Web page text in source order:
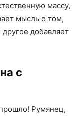
массу,
мысль о том,
добавляет
с
Румянец,